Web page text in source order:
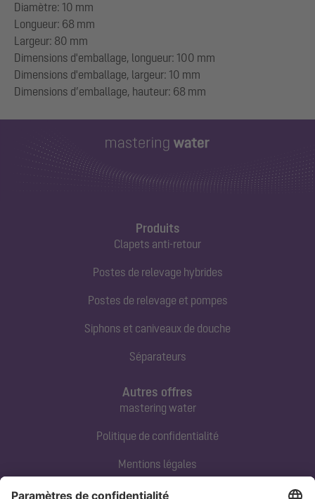
Diamètre: 10 mm
Longueur: 68 mm
Largeur: 80 mm
Dimensions d'emballage, longueur: 100 mm
Dimensions d'emballage, largeur: 10 mm
Produits
Clapets anti-retour
Postes de relevage hybrides
Postes de relevage et pompes
Siphons et caniveaux de douche
Séparateurs
Autres offres
mastering water
Politique de confidentialité
Mentions légales